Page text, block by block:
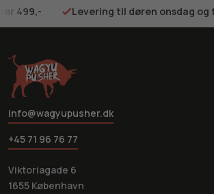
499,- Levering til døren onsdag og
info@wagyupusher.dk
+45 71 96 76 77
Viktoriagade 6
1655 København